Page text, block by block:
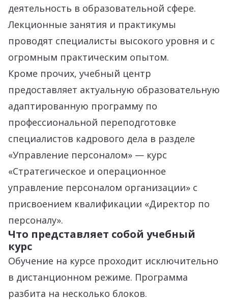
деятельность в образовательной сфере.
Лекционные занятия и практикумы
проводят специалисты высокого уровня и с
огромным практическим опытом.
Кроме прочих, учебный центр
предоставляет актуальную образовательную
адаптированную программу по
профессиональной переподготовке
специалистов кадрового дела в разделе
«Управление персоналом» — курс
«Стратегическое и операционное
управление персоналом организации» с
присвоением квалификации «Директор по
персоналу».
Что представляет собой учебный
курс
Обучение на курсе проходит исключительно
в дистанционном режиме. Программа
разбита на несколько блоков.